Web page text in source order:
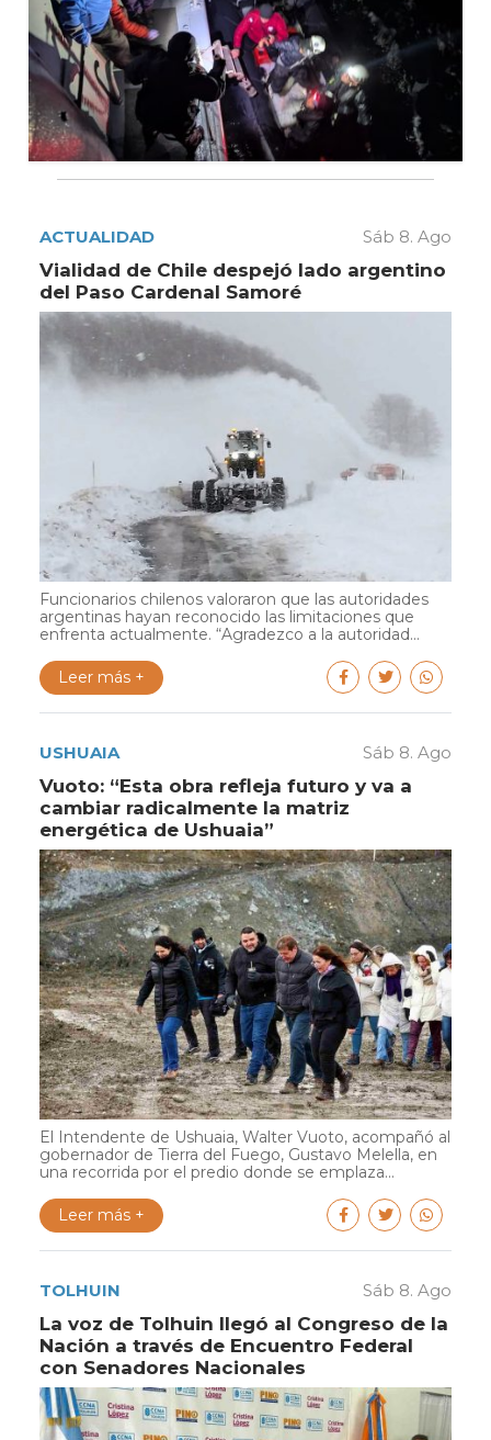
ACTUALIDAD Sáb 8. Ago
Vialidad de Chile despejó lado argentino
del Paso Cardenal Samoré
Funcionarios chilenos valoraron que las autoridades
argentinas hayan reconocido las limitaciones que
enfrenta actualmente. “Agradezco a la autoridad...
Leer más +
USHUAIA Sáb 8. Ago
Vuoto: “Esta obra refleja futuro y va a
cambiar radicalmente la matriz
energética de Ushuaia”
El Intendente de Ushuaia, Walter Vuoto, acompañó al
gobernador de Tierra del Fuego, Gustavo Melella, en
una recorrida por el predio donde se emplaza...
Leer más +
TOLHUIN Sáb 8. Ago
La voz de Tolhuin llegó al Congreso de la
Nación a través de Encuentro Federal
con Senadores Nacionales